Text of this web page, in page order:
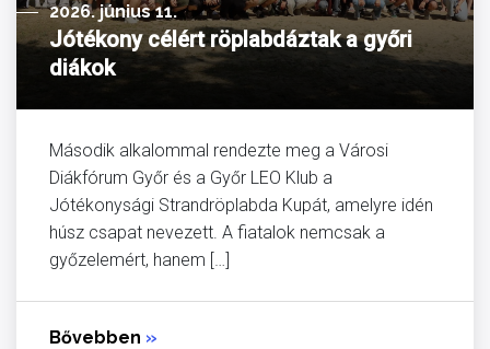
2026. június 11.
Jótékony célért röplabdáztak a győri
diákok
Második alkalommal rendezte meg a Városi
Diákfórum Győr és a Győr LEO Klub a
Jótékonysági Strandröplabda Kupát, amelyre idén
húsz csapat nevezett. A fiatalok nemcsak a
győzelemért, hanem […]
Bővebben »